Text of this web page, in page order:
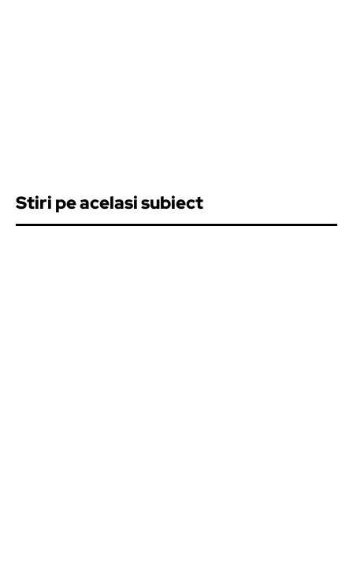
Stiri pe acelasi subiect